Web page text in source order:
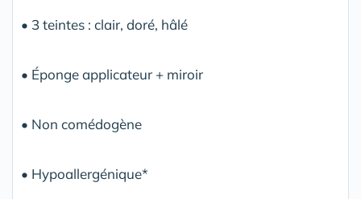
• 3 teintes : clair, doré, hâlé
• Éponge applicateur + miroir
• Non comédogène
• Hypoallergénique*